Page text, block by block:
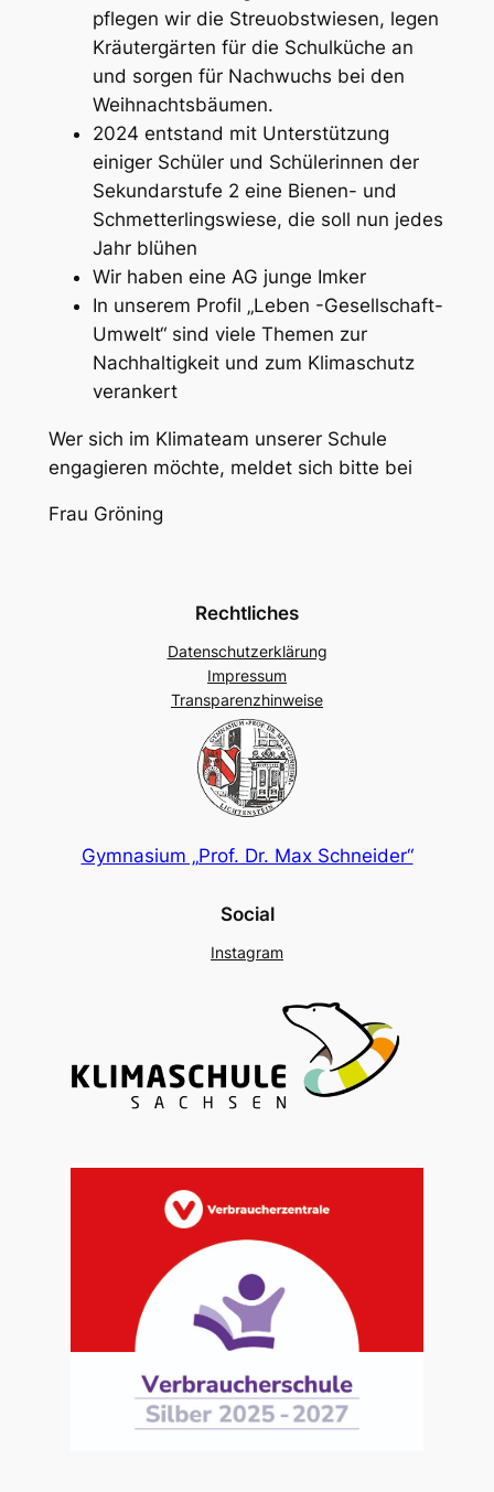
pflegen wir die Streuobstwiesen, legen
Kräutergärten für die Schulküche an
und sorgen für Nachwuchs bei den
Weihnachtsbäumen.
2024 entstand mit Unterstützung
einiger Schüler und Schülerinnen der
Sekundarstufe 2 eine Bienen- und
Schmetterlingswiese, die soll nun jedes
Jahr blühen
Wir haben eine AG junge Imker
In unserem Profil „Leben -Gesellschaft-
Umwelt“ sind viele Themen zur
Nachhaltigkeit und zum Klimaschutz
verankert
Wer sich im Klimateam unserer Schule
engagieren möchte, meldet sich bitte bei
Frau Gröning
Rechtliches
Datenschutzerklärung
Impressum
Transparenzhinweise
Gymnasium „Prof. Dr. Max Schneider“
Social
Instagram